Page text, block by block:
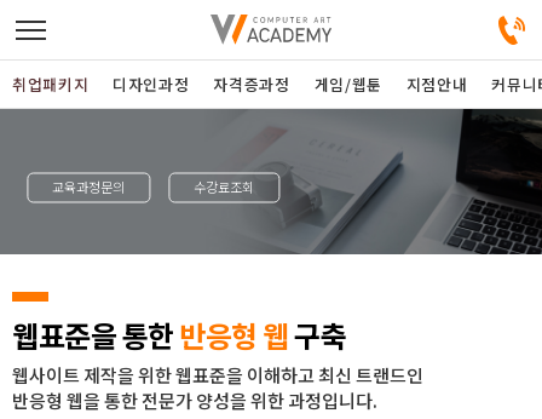
게임과정
자격증과정
취업패키지 디자인과정 자격증과정 게임/웹툰 지점안내 커뮤니
교육과정문의 수강료조회
웹표준을 통한반응형 웹구축
웹사이트 제작을 위한 웹표준을 이해하고 최신 트랜드인
반응형 웹을 통한 전문가 양성을 위한 과정입니다.